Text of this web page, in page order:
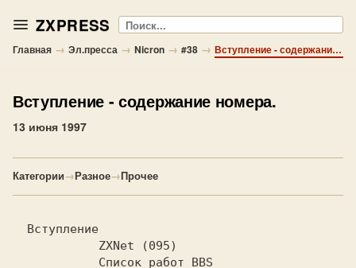
ZXPRESS Поиск
Главная → Эл.пресса → Nicron → #38 → Вступление - содержание номера.
Вступление- содержание номера.
13 июня 1997
Категории→Разное→Прочее
  Вступление